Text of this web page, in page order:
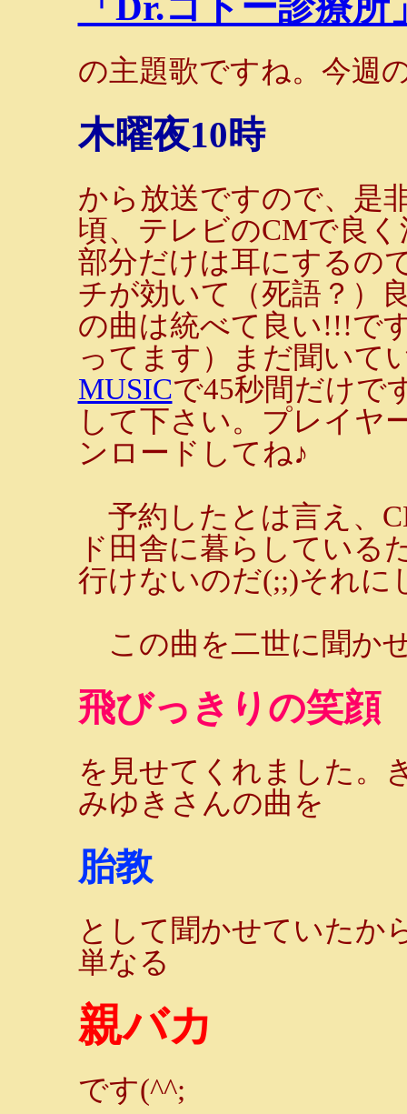
の主題歌ですね。今週
木曜夜10時
から放送ですので、是
頃、テレビのCMで良
部分だけは耳にするの
チが効いて（死語？）
の曲は統べて良い!!!で
ってます）まだ聞いて
MUSICで45秒間だけで
して下さい。プレイヤ
ンロードしてね♪
予約したとは言え、
ド田舎に暮らしている
行けないのだ(;;)それに
この曲を二世に聞か
飛びっきりの笑顔
を見せてくれました。
みゆきさんの曲を
胎教
として聞かせていたか
単なる
親バカ
です(^^;